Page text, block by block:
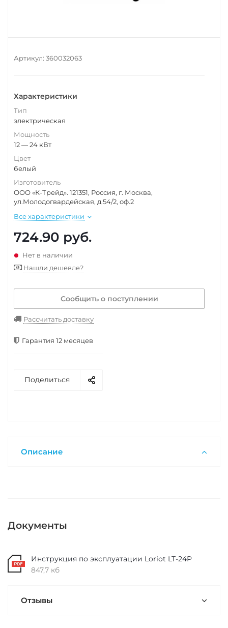
Артикул: 360032063
Характеристики
Тип
электрическая
Мощность
12 — 24 кВт
Цвет
белый
Изготовитель
ООО «К-Трейд». 121351, Россия, г. Москва,
ул.Молодогвардейская, д.54/2, оф.2
Все характеристики
724.90 руб.
Нет в наличии
Нашли дешевле?
Сообщить о поступлении
Рассчитать доставку
Гарантия 12 месяцев
Поделиться
Описание
Документы
Инструкция по эксплуатации Loriot LT-24P
847,7 кб
Отзывы